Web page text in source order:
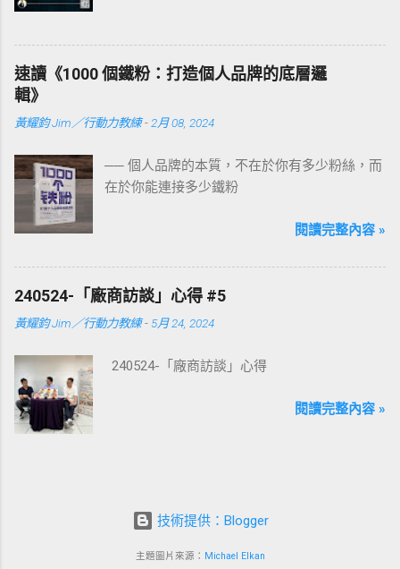
速讀《1000 個鐵粉：打造個人品牌的底層邏
輯》
黃耀鈞 Jim／行動力教練 - 2月 08, 2024
── 個人品牌的本質，不在於你有多少粉絲，而
在於你能連接多少鐵粉
閱讀完整內容 »
240524-「廠商訪談」心得 #5
黃耀鈞 Jim／行動力教練 - 5月 24, 2024
240524-「廠商訪談」心得
閱讀完整內容 »
技術提供：Blogger
主題圖片來源： Michael Elkan